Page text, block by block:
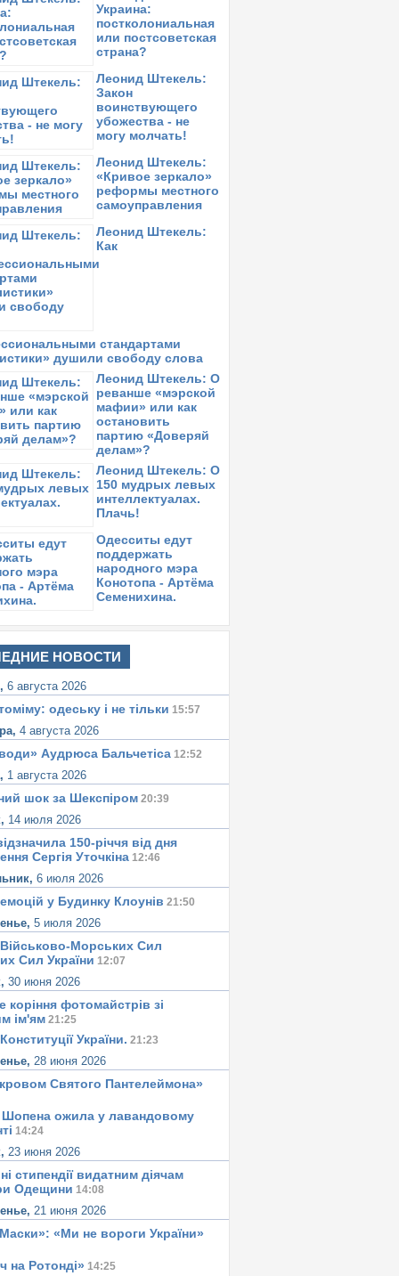
12 апреля 2021в 15:17:
1 апреля 2021в 11:26:
ORŁOW: Виктория, такая
для бандитов…
14 марта 2021в 10:43:
радикалам!
12 февраля 2020в 13:32:
Колтунова: Убить сталина
21 января 2020
в 17:05:
Колтунова: Холокост ХХ века.
Украина:
постколониальная
или постсоветская
страна?
Леонид Штекель:
Закон
воинствующего
убожества - не
могу молчать!
Леонид Штекель:
«Кривое зеркало»
реформы местного
самоуправления
Леонид Штекель:
Как
стандартами
душили свободу слова
Леонид Штекель: О
реванше «мэрской
мафии» или как
остановить
партию «Доверяй
делам»?
Леонид Штекель: О
150 мудрых левых
интеллектуалах.
Плачь!
Одесситы едут
поддержать
народного мэра
Конотопа - Артёма
Семенихина.
НОВОСТИ
6 августа 2026
одеську i не тiльки 15:57
4 августа 2026
Аудрюса Бальчетiса 12:52
1 августа 2026
шок за Шекспіром 20:39
14 июля 2026
150-річчя від дня
Сергія Уточкіна 12:46
6 июля 2026
у Будинку Клоунів 21:50
5 июля 2026
Морських Сил
Сил України 12:07
30 июня 2026
корiння фотомайстрiв зі
iм'ям 21:25
України. 21:23
28 июня 2026
Святого Пантелеймона»
Шопена ожила у лавандовому
14:24
23 июня 2026
стипендії видатним діячам
Одещини 14:08
21 июня 2026
«Ми не вороги України»
на Ротонді» 14:25